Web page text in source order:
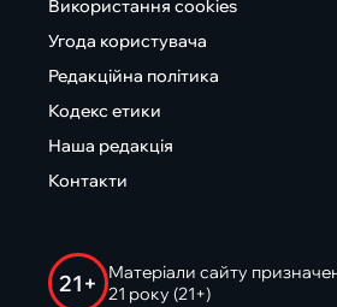
Використання cookies
Угода користувача
Редакційна політика
Кодекс етики
Наша редакція
Контакти
21+
Матеріали сайту
21 року (21+)